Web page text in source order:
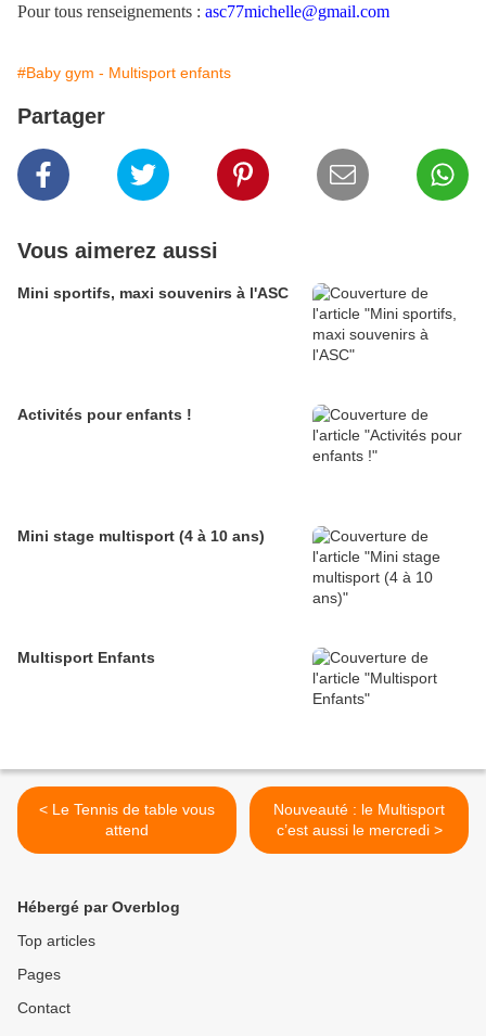
Pour tous renseignements : asc77michelle@gmail.com
#Baby gym - Multisport enfants
Partager
Vous aimerez aussi
Mini sportifs, maxi souvenirs à l'ASC
Activités pour enfants !
Mini stage multisport (4 à 10 ans)
Multisport Enfants
< Le Tennis de table vous
attend
Nouveauté : le Multisport
c’est aussi le mercredi >
Hébergé par Overblog
Top articles
Pages
Contact